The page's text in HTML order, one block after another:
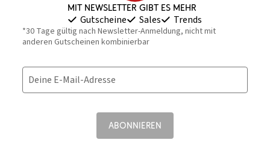
Mit Newsletter gibt es mehr
Gutscheine Sales Trends
*30 Tage gültig nach Newsletter-Anmeldung, nicht mit
anderen Gutscheinen kombinierbar
Deine E-Mail-Adresse
ABONNIEREN